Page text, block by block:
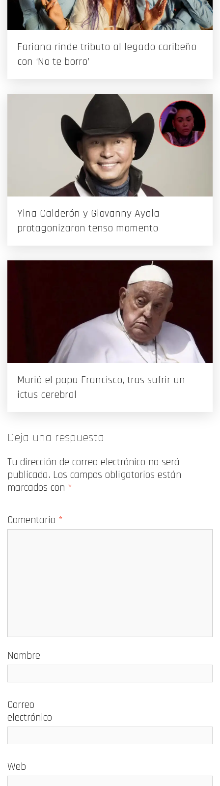
Fariana rinde tributo al legado caribeño
con ‘No te borro’
Yina Calderón y Giovanny Ayala
protagonizaron tenso momento
Murió el papa Francisco, tras sufrir un
ictus cerebral
Deja una respuesta
Tu dirección de correo electrónico no será
publicada. Los campos obligatorios están
marcados con *
Comentario *
Nombre
Correo
electrónico
Web